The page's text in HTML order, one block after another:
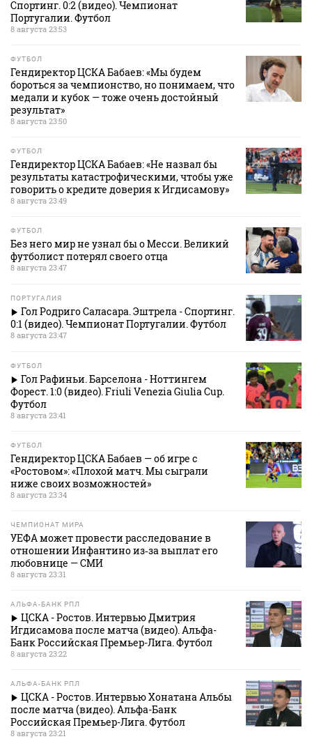
Спортинг. 0:2 (видео). Чемпионат
Португалии. Футбол
8 августа 23:53
ФУТБОЛ
Гендиректор ЦСКА Бабаев: «Мы будем
бороться за чемпионство, но понимаем, что
медали и кубок — тоже очень достойный
результат»
8 августа 23:50
ФУТБОЛ
Гендиректор ЦСКА Бабаев: «Не назвал бы
результаты катастрофическими, чтобы уже
говорить о кредите доверия к Игдисамову»
8 августа 23:49
ФУТБОЛ
Без него мир не узнал бы о Месси. Великий
футболист потерял своего отца
8 августа 23:47
ПОРТУГАЛИЯ
Гол Родриго Саласара. Эштрела - Спортинг.
0:1 (видео). Чемпионат Португалии. Футбол
8 августа 23:47
ФУТБОЛ
Гол Рафиньи. Барселона - Ноттингем
Форест. 1:0 (видео). Friuli Venezia Giulia Cup.
Футбол
8 августа 23:41
ФУТБОЛ
Гендиректор ЦСКА Бабаев — об игре с
«Ростовом»: «Плохой матч. Мы сыграли
ниже своих возможностей»
8 августа 23:34
ЧЕМПИОНАТ МИРА
УЕФА может провести расследование в
отношении Инфантино из‑за выплат его
любовнице — СМИ
8 августа 23:31
АЛЬФА-БАНК РПЛ
ЦСКА - Ростов. Интервью Дмитрия
Игдисамова после матча (видео). Альфа-
Банк Российская Премьер-Лига. Футбол
8 августа 23:22
АЛЬФА-БАНК РПЛ
ЦСКА - Ростов. Интервью Хонатана Альбы
после матча (видео). Альфа-Банк
Российская Премьер-Лига. Футбол
8 августа 23:21